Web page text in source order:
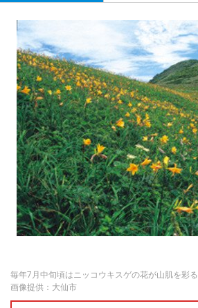
毎年7月中旬頃はニッコウキスゲの花が山肌を彩る
画像提供：大仙市